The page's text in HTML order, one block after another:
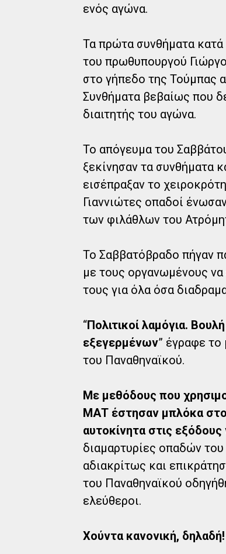
ενός αγώνα.
Τα πρώτα συνθήματα
του πρωθυπουργού
στο γήπεδο της Τούμπας
Συνθήματα βεβαίως που
διαιτητής του αγώνα.
Το απόγευμα του
ξεκίνησαν τα συνθήματα
εισέπραξαν το
Γιαννιώτες οπαδοί
των φιλάθλων του
Το Σαββατόβραδο πήγαν
με τους οργανωμένους
τους για όλα όσα
“Πολιτικοί λαμόγια.
εξεγερμένων” έγραφε
του Παναθηναϊκού.
Με μεθόδους που
MΑΤ έστησαν μπλόκα
αυτοκίνητα στις
διαμαρτυρίες οπαδών
αδιακρίτως και
του Παναθηναϊκού
ελεύθεροι.
Xούντα κανονική, δηλαδή!